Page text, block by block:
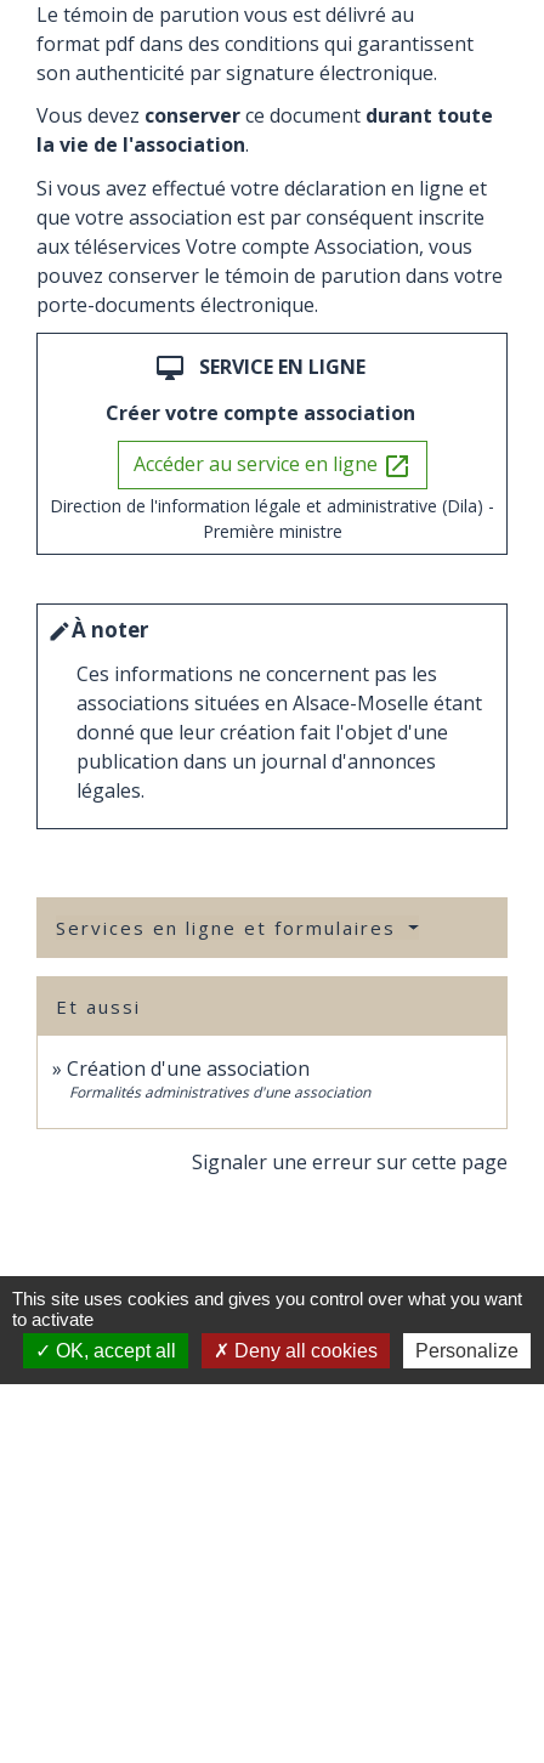
Le témoin de parution vous est délivré au
format pdf dans des conditions qui garantissent
son authenticité par signature électronique.
Vous devez conserverce document durant toute
la vie de l'association.
Si vous avez effectué votre déclaration en ligne et
que votre association est par conséquent inscrite
aux téléservices Votre compte Association, vous
pouvez conserver le témoin de parution dans votre
porte-documents électronique.
desktop_mac
SERVICE EN LIGNE
Créer votre compte association
Accéder au service en ligne open_in_new
Direction de l'information légale et administrative (Dila) -
Première ministre
editÀ noter
Ces informations ne concernent pas les
associations situées en Alsace-Moselle étant
donné que leur création fait l'objet d'une
publication dans un journal d'annonces
légales.
Services en ligne et formulaires
Et aussi
Création d'une association
Formalités administratives d'une association
Signaler une erreur sur cette page
Commune de Miremont
This site uses cookies and gives you control over what you want
to activate
OK, accept all
Deny all cookies Personalize